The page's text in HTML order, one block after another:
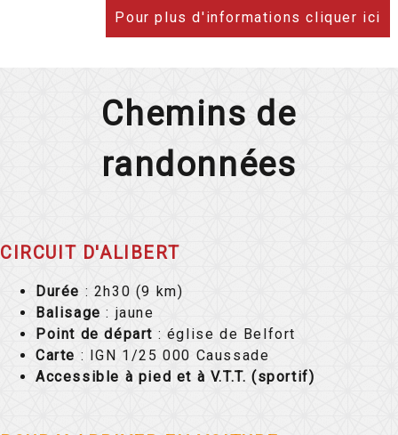
Pour plus d'informations cliquer ici
Chemins de
randonnées
CIRCUIT D'ALIBERT
Durée : 2h30 (9 km)
Balisage : jaune
Point de départ : église de Belfort
Carte : IGN 1/25 000 Caussade
Accessible à pied et à V.T.T. (sportif)